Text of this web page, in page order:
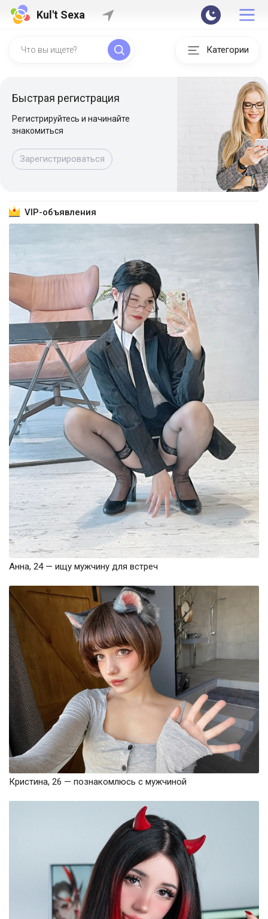
Kul't Sexa
Категории
Быстрая регистрация
Регистрируйтесь и начинайте
знакомиться
Зарегистрироваться
VIP-объявления
Анна, 24 — ищу мужчину для встреч
Кристина, 26 — познакомлюсь с мужчиной